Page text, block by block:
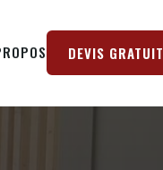
DEVIS GRATUIT